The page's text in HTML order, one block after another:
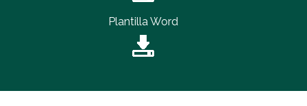
Plantilla Word